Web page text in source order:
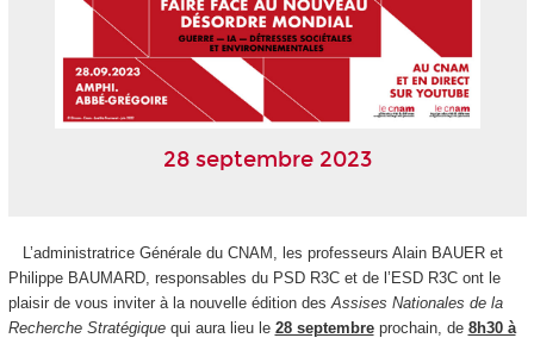
28 septembre 2023
L’administratrice Générale du CNAM, les professeurs Alain BAUER et
Philippe BAUMARD, responsables du PSD R3C et de l’ESD R3C ont le
plaisir de vous inviter à la nouvelle édition des Assises Nationales de la
Recherche Stratégique qui aura lieu le 28 septembre prochain, de 8h30 à